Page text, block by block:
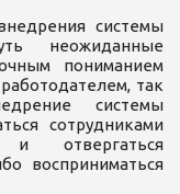
системы
неожиданные
пониманием
так
системы
сотрудниками
отвергаться
восприниматься